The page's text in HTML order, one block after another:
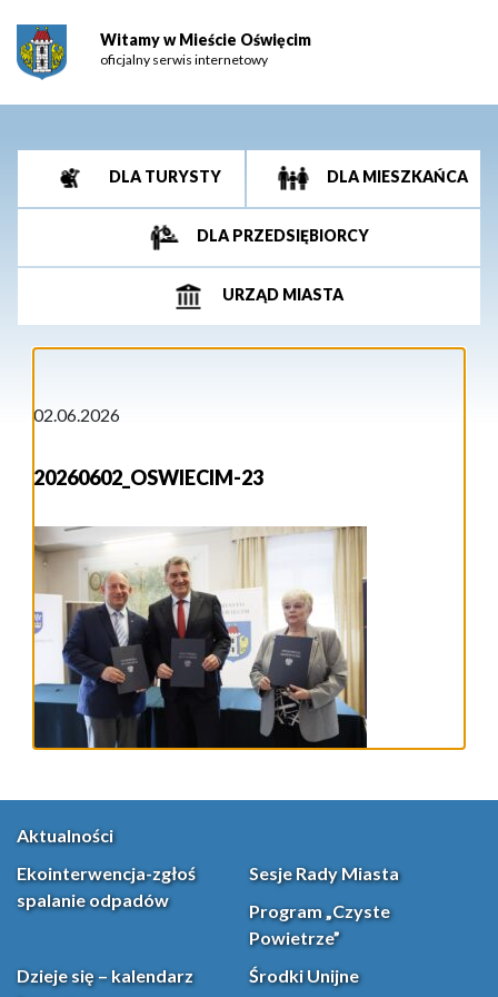
Witamy w Mieście Oświęcim
oficjalny serwis internetowy
DLA TURYSTY DLA MIESZKAŃCA
DLA PRZEDSIĘBIORCY
URZĄD MIASTA
02.06.2026
20260602_OSWIECIM-23
Aktualności
Ekointerwencja-zgłoś
spalanie odpadów
Sesje Rady Miasta
Program „Czyste
Powietrze”
Dzieje się – kalendarz
Środki Unijne